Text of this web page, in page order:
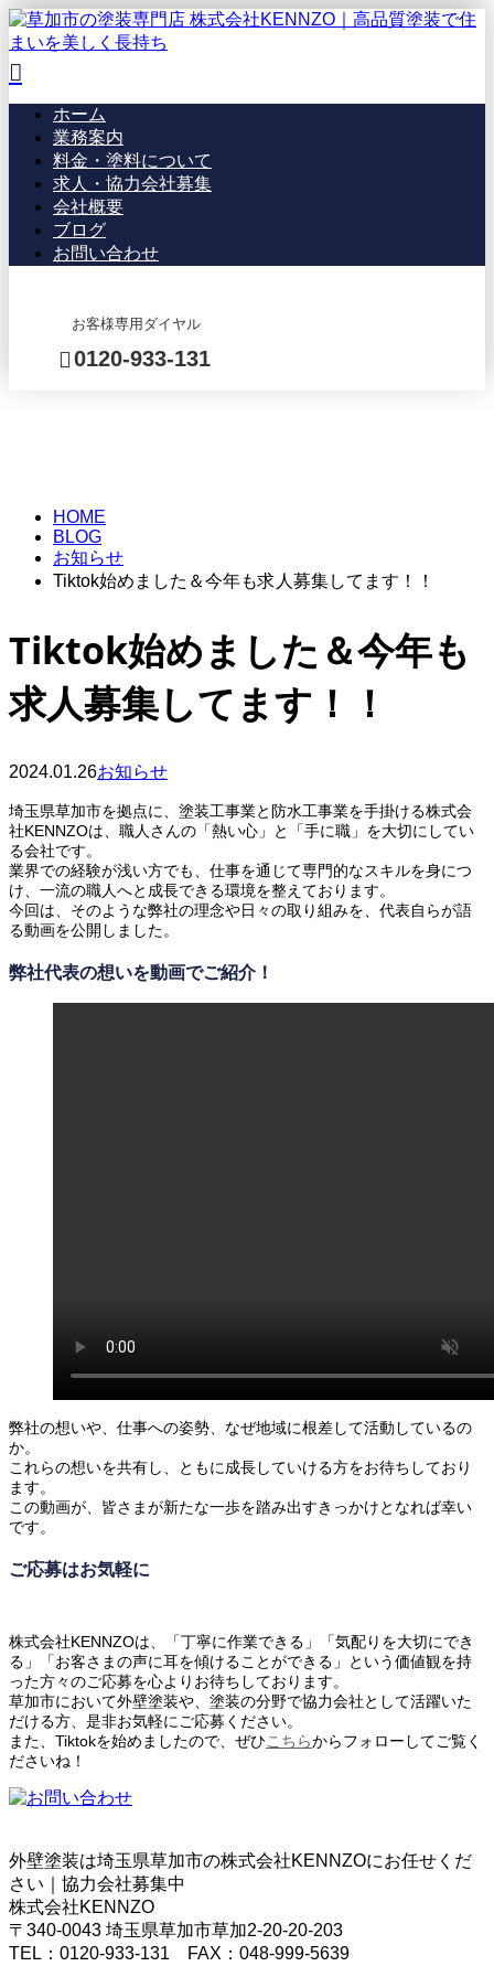
ホーム
業務案内
料金・塗料について
求人・協力会社募集
会社概要
ブログ
お問い合わせ
お客様専用ダイヤル
0120-933-131
HOME
BLOG
お知らせ
Tiktok始めました＆今年も求人募集してます！！
Tiktok始めました＆今年も
求人募集してます！！
2024.01.26お知らせ
埼玉県草加市を拠点に、塗装工事業と防水工事業を手掛ける株式会
社KENNZOは、職人さんの「熱い心」と「手に職」を大切にしてい
る会社です。
業界での経験が浅い方でも、仕事を通じて専門的なスキルを身につ
け、一流の職人へと成長できる環境を整えております。
今回は、そのような弊社の理念や日々の取り組みを、代表自らが語
る動画を公開しました。
弊社代表の想いを動画でご紹介！
弊社の想いや、仕事への姿勢、なぜ地域に根差して活動しているの
か。
これらの想いを共有し、ともに成長していける方をお待ちしており
ます。
この動画が、皆さまが新たな一歩を踏み出すきっかけとなれば幸い
です。
ご応募はお気軽に
株式会社KENNZOは、「丁寧に作業できる」「気配りを大切にでき
る」「お客さまの声に耳を傾けることができる」という価値観を持
った方々のご応募を心よりお待ちしております。
草加市において外壁塗装や、塗装の分野で協力会社として活躍いた
だける方、是非お気軽にご応募ください。
また、Tiktokを始めましたので、ぜひこちらからフォローしてご覧く
ださいね！
外壁塗装は埼玉県草加市の株式会社KENNZOにお任せくだ
さい｜協力会社募集中
株式会社KENNZO
〒340-0043 埼玉県草加市草加2-20-20-203
TEL：0120-933-131 FAX：048-999-5639